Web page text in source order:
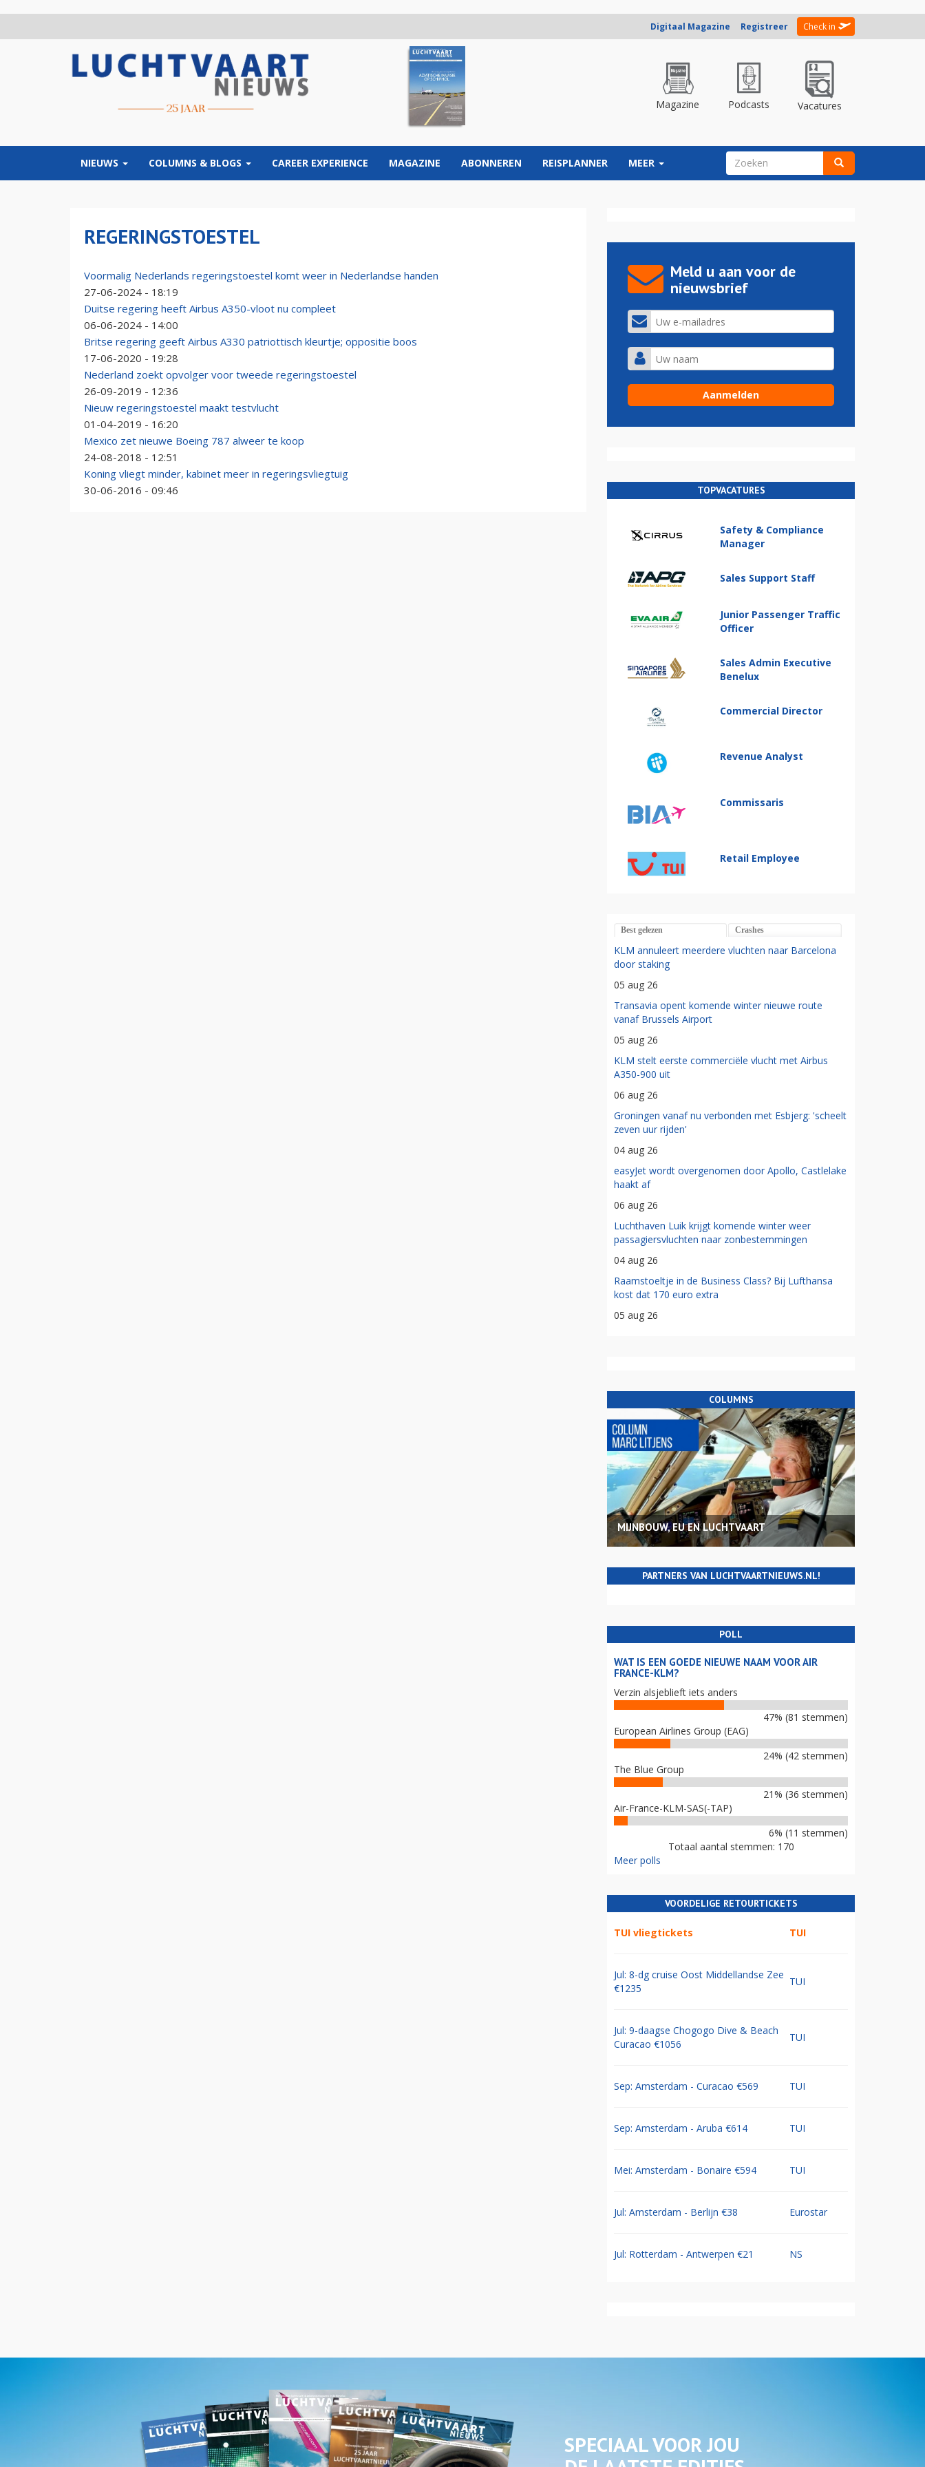
Digitaal Magazine Registreer Check in
Magazine Podcasts Vacatures
NIEUWS COLUMNS & BLOGS CAREER EXPERIENCE MAGAZINE ABONNEREN REISPLANNER MEER ZOEKVELD
REGERINGSTOESTEL
Voormalig Nederlands regeringstoestel komt weer in Nederlandse handen
27-06-2024 - 18:19
Duitse regering heeft Airbus A350-vloot nu compleet
06-06-2024 - 14:00
Britse regering geeft Airbus A330 patriottisch kleurtje; oppositie boos
17-06-2020 - 19:28
Nederland zoekt opvolger voor tweede regeringstoestel
26-09-2019 - 12:36
Nieuw regeringstoestel maakt testvlucht
01-04-2019 - 16:20
Mexico zet nieuwe Boeing 787 alweer te koop
24-08-2018 - 12:51
Koning vliegt minder, kabinet meer in regeringsvliegtuig
30-06-2016 - 09:46
Meld u aan voor de
nieuwsbrief
TOPVACATURES
Safety & Compliance
Manager
Sales Support Staff
Junior Passenger Traffic
Officer
Sales Admin Executive
Benelux
Commercial Director
Revenue Analyst
Commissaris
Retail Employee
Best gelezen Crashes
KLM annuleert meerdere vluchten naar Barcelona
door staking
05 aug 26
Transavia opent komende winter nieuwe route
vanaf Brussels Airport
05 aug 26
KLM stelt eerste commerciële vlucht met Airbus
A350-900 uit
06 aug 26
Groningen vanaf nu verbonden met Esbjerg: 'scheelt
zeven uur rijden'
04 aug 26
easyJet wordt overgenomen door Apollo, Castlelake
haakt af
06 aug 26
Luchthaven Luik krijgt komende winter weer
passagiersvluchten naar zonbestemmingen
04 aug 26
Raamstoeltje in de Business Class? Bij Lufthansa
kost dat 170 euro extra
05 aug 26
COLUMNS
MIJNBOUW, EU EN LUCHTVAART
PARTNERS VAN LUCHTVAARTNIEUWS.NL!
POLL
WAT IS EEN GOEDE NIEUWE NAAM VOOR AIR
FRANCE-KLM?
Verzin alsjeblieft iets anders
47% (81 stemmen)
European Airlines Group (EAG)
24% (42 stemmen)
The Blue Group
21% (36 stemmen)
Air-France-KLM-SAS(-TAP)
6% (11 stemmen)
Totaal aantal stemmen: 170
Meer polls
VOORDELIGE RETOURTICKETS
TUI vliegtickets TUI
Jul: 8-dg cruise Oost Middellandse Zee
€1235
TUI
Jul: 9-daagse Chogogo Dive & Beach
Curacao €1056
TUI
Sep: Amsterdam - Curacao €569 TUI
Sep: Amsterdam - Aruba €614 TUI
Mei: Amsterdam - Bonaire €594 TUI
Jul: Amsterdam - Berlijn €38 Eurostar
Jul: Rotterdam - Antwerpen €21 NS
SPECIAAL VOOR JOU